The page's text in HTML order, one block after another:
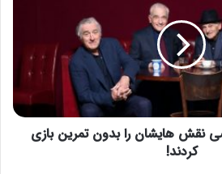
نقش هایشان را بدون تمرین بازی
کردند!